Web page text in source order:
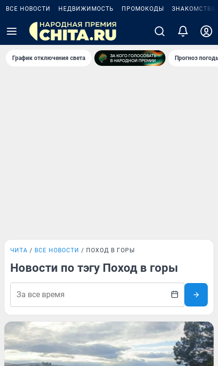
ВСЕ НОВОСТИ НЕДВИЖИМОСТЬ ПРОМОКОДЫ ЗНАКОМСТВА
График отключения света Прогноз
ЧИТА ВСЕ НОВОСТИ ПОХОД В ГОРЫ
Новости по тэгу Поход в горы